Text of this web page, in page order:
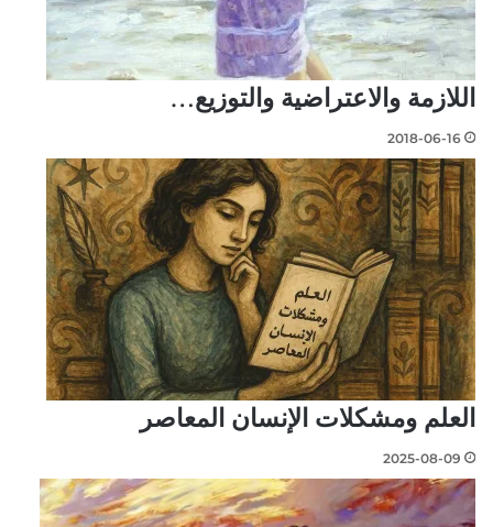
اللازمة والاعتراضية والتوزيع…
2018-06-16
العلم ومشكلات الإنسان المعاصر
2025-08-09